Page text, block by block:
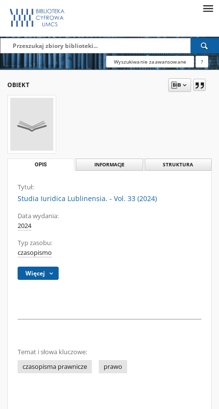
Wyszukiwanie zaawansowane ?
OBIEKT
OPIS INFORMACJE STRUKTURA
Tytuł:
Studia Iuridica Lublinensia. - Vol. 33 (2024)
Data wydania:
2024
Typ zasobu:
czasopismo
Więcej
Temat i słowa kluczowe:
czasopisma prawnicze
prawo